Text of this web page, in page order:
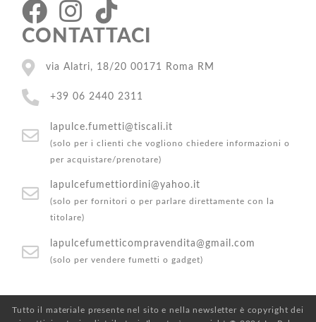
CONTATTACI
via Alatri, 18/20 00171 Roma RM
+39 06 2440 2311
lapulce.fumetti@tiscali.it
(solo per i clienti che vogliono chiedere informazioni o
per acquistare/prenotare)
lapulcefumettiordini@yahoo.it
(solo per fornitori o per parlare direttamente con la
titolare)
lapulcefumetticompravendita@gmail.com
(solo per vendere fumetti o gadget)
Tutto il materiale presente nel sito e nella newsletter è copyright dei